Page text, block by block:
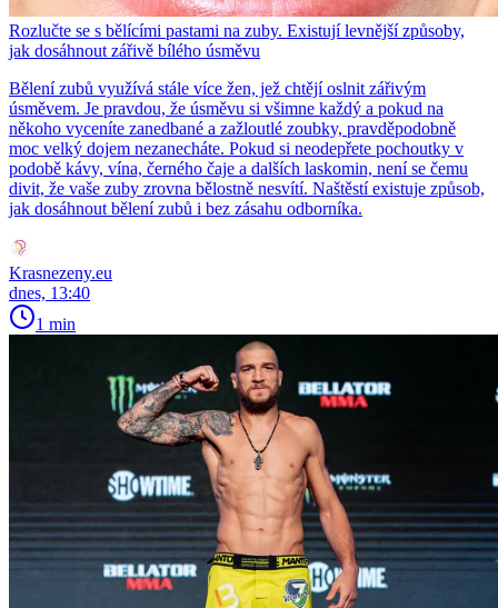
Rozlučte se s bělícími pastami na zuby. Existují levnější způsoby,
jak dosáhnout zářivě bílého úsměvu
Bělení zubů využívá stále více žen, jež chtějí oslnit zářivým
úsměvem. Je pravdou, že úsměvu si všimne každý a pokud na
někoho vyceníte zanedbané a zažloutlé zoubky, pravděpodobně
moc velký dojem nezanecháte. Pokud si neodepřete pochoutky v
podobě kávy, vína, černého čaje a dalších laskomin, není se čemu
divit, že vaše zuby zrovna bělostně nesvítí. Naštěstí existuje způsob,
jak dosáhnout bělení zubů i bez zásahu odborníka.
Krasnezeny.eu
dnes, 13:40
1 min